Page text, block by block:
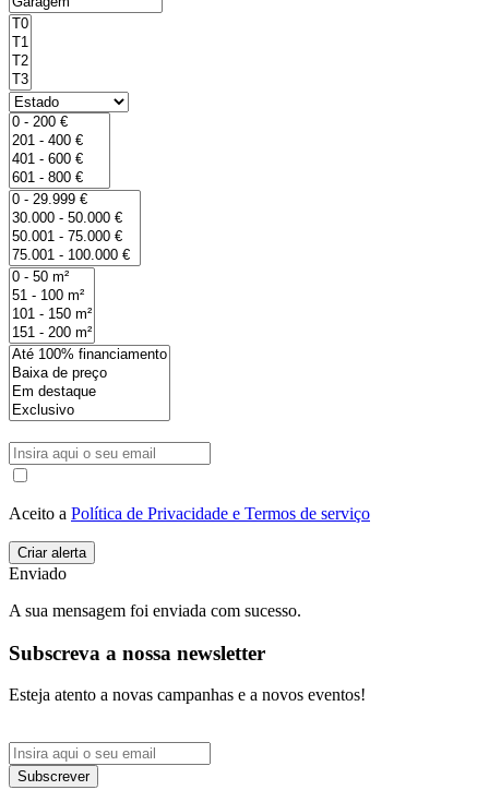
Aceito a Política de Privacidade e Termos de serviço
Enviado
A sua mensagem foi enviada com sucesso.
Subscreva a nossa newsletter
Esteja atento a novas campanhas e a novos eventos!